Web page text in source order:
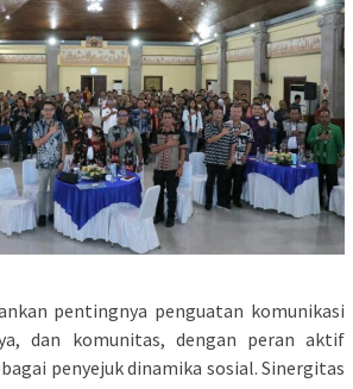
pentingnya penguatan komunikasi
dan komunitas, dengan peran aktif
penyejuk dinamika sosial. Sinergitas